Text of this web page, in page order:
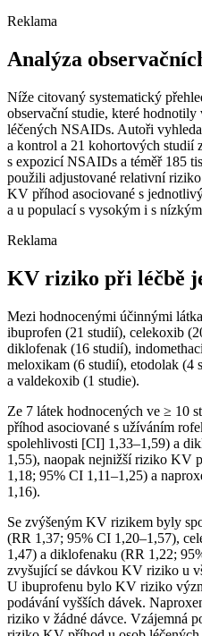
Reklama
Analýza
Níže citovaný systematický
observační studie, které
léčených NSAIDs. Autoři
a kontrol a 21 kohortových studií
s expozicí NSAIDs a téměř 185
použili adjustované relativní
KV příhod asociované s
a u populací s vysokým i s
Reklama
KV riziko při léčbě
Mezi hodnocenými účinnými
ibuprofen (21 studií), celekoxib
diklofenak (16 studií),
meloxikam (6 studií), etodolak (4
a valdekoxib (1 studie).
Ze 7 látek hodnocených ve ≥ 10
příhod asociované s užíváním
spolehlivosti [CI] 1,33–1,59) a
1,55), naopak nejnižší riziko KV
1,18; 95% CI 1,11–1,25) a
1,16).
Se zvýšeným KV rizikem byly
(RR 1,37; 95% CI 1,20–1,57),
1,47) a diklofenaku (RR 1,22;
zvyšující se dávkou KV riziko u
U ibuprofenu bylo KV riziko
podávání vyšších dávek.
riziko v žádné dávce. Vzájemná